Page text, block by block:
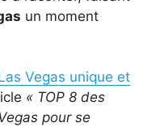
un moment
Vegas unique et
« TOP 8 des
pour se